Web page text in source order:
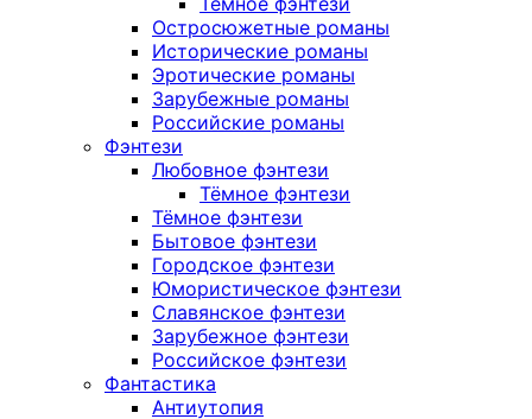
Остросюжетные романы
Исторические романы
Эротические романы
Зарубежные романы
Российские романы
Фэнтези
Любовное фэнтези
Тёмное фэнтези
Тёмное фэнтези
Бытовое фэнтези
Городское фэнтези
Юмористическое фэнтези
Славянское фэнтези
Зарубежное фэнтези
Российское фэнтези
Фантастика
Антиутопия